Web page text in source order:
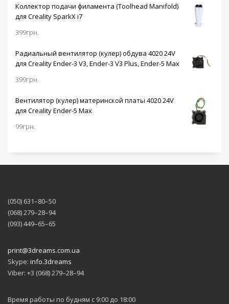
100 градусов
металлическая
доступ к работе с
ассортиментом
пластиков для
идей.
Коллектор подачи филамента (Toolhead Manifold)
для Creality SparkX i7
399грн.
Радиальный вентилятор (кулер) обдува 4020 24V
для Creality Ender-3 V3, Ender-3 V3 Plus, Ender-5 Max
399грн.
Вентилятор (кулер) материнской платы 4020 24V
для Creality Ender-5 Max
99грн.
(050) 631–80–50
(068) 279–28–94
(093) 449–65–65
print@3dreams.com.ua
Skype: info.3dreams
Viber: +3 (068) 279–28–94
Время работы по будням с 9:00 до 18:00